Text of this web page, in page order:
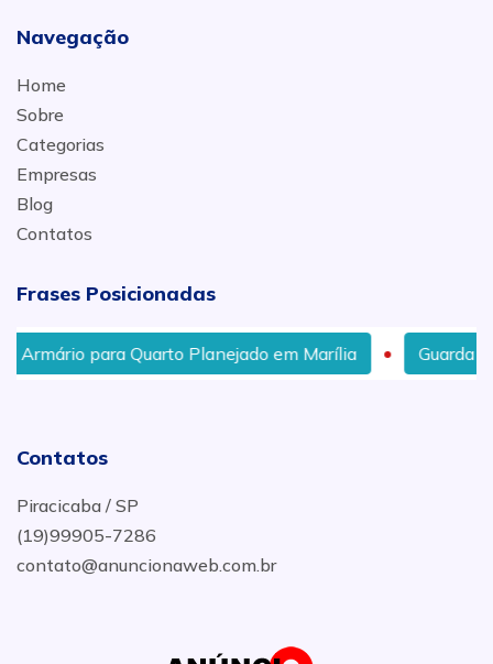
Navegação
Home
Sobre
Categorias
Empresas
Blog
Contatos
Frases Posicionadas
Armário para Quarto Planejado em Marília Guarda
Contatos
Piracicaba / SP
(19)99905-7286
contato@anuncionaweb.com.br